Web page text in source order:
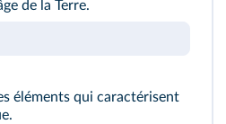
de la Terre.
éléments qui caractérisent